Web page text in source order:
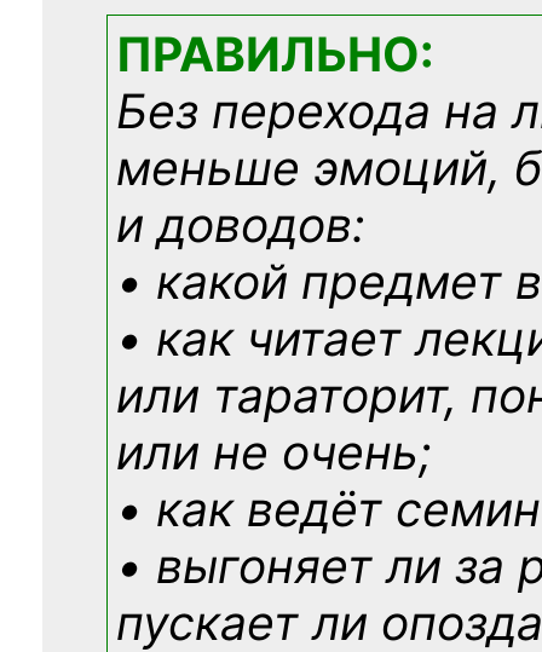
ПРАВИЛЬНО:
Без перехода на
меньше эмоций,
и доводов:
• какой предмет
• как читает
или тараторит,
или не очень;
• как ведёт
• выгоняет ли за
пускает ли